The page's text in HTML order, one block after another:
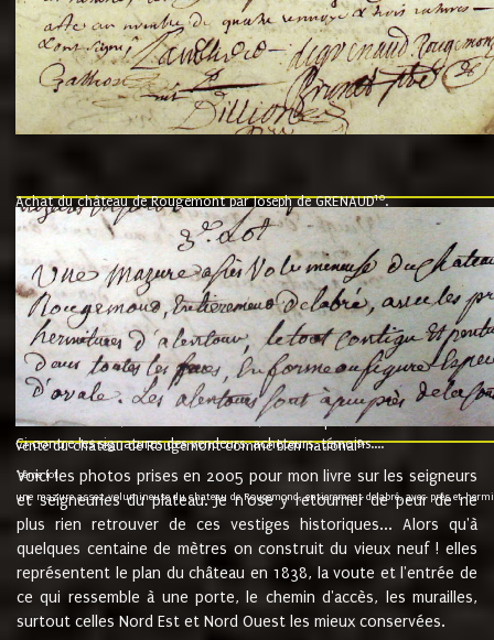
Achat du château de Rougemont par Joseph de GRENAUD10.
"l'an mil six cent soixante treze le ving neuvième jour du mois de
nommé fut présent Messire Claude Guillaume de Moyriat chevalier baron
vend, purement simplement et irrevocablement a monseigneur monsieur
et chavannes conseiller du roy au parlement de Bourgogne, present et
que le dit seigneur Baron de la Vellière a sur ses hommes, indivisables et
de la Velliere tout ainsi et comme le dit seigneur Baron et ses
présent......"
suivent les rentes, donation des terriers, etc... au prix de 880 livre louis
Ci contre les signatures des vendeurs, acheteurs, témoins....
vente du château de Rougemont comme bien national9.
"3ème lot
une mazure assez volumineuse du chateau de Rougemond, entierement delabré, avec près et
Voici les photos prises en 2005 pour mon livre sur les seigneurs
et seigneuries du plateau. Je n'ose y retourner de peur de ne
plus rien retrouver de ces vestiges historiques... Alors qu'à
quelques centaine de mètres on construit du vieux neuf ! elles
représentent le plan du château en 1838, la voute et l'entrée de
ce qui ressemble à une porte, le chemin d'accès, les murailles,
surtout celles Nord Est et Nord Ouest les mieux conservées.